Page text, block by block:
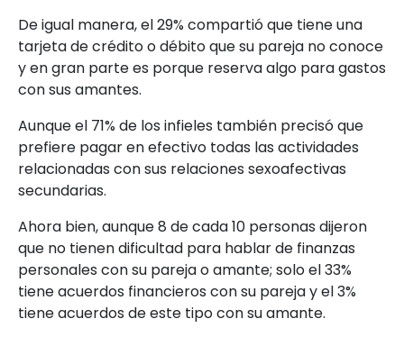
De igual manera, el 29% compartió que tiene una
tarjeta de crédito o débito que su pareja no conoce
y en gran parte es porque reserva algo para gastos
con sus amantes.
Aunque el 71% de los infieles también precisó que
prefiere pagar en efectivo todas las actividades
relacionadas con sus relaciones sexoafectivas
secundarias.
Ahora bien, aunque 8 de cada 10 personas dijeron
que no tienen dificultad para hablar de finanzas
personales con su pareja o amante; solo el 33%
tiene acuerdos financieros con su pareja y el 3%
tiene acuerdos de este tipo con su amante.